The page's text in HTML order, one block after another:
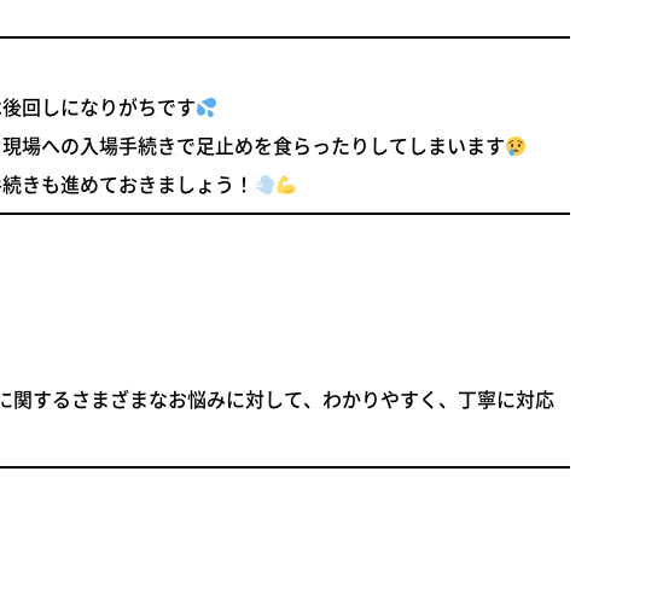
回しになりがちです
場への入場手続きで足止めを食らったりしてしまいます
きも進めておきましょう！
するさまざまなお悩みに対して、 わかりやすく、丁寧に対応